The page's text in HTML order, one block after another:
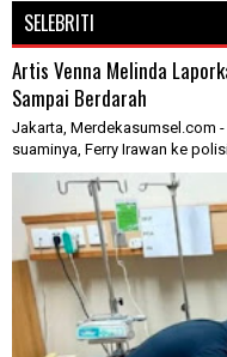
SELEBRITI
Artis Venna Melinda
Sampai Berdarah
Jakarta, Merdekasumsel.com
suaminya, Ferry Irawan ke